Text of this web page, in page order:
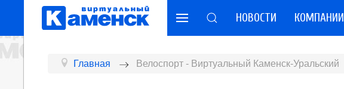
НОВОСТИ КОМПАНИИ
Главная Велоспорт - Виртуальный Каменск-Уральский